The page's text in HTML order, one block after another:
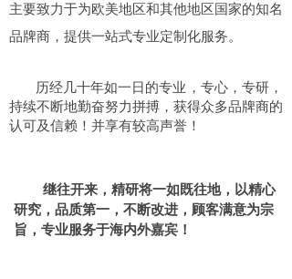
主要致力于为欧美地区和其他地区国家的知名
品牌商，提供一站式专业定制化服务。
历经几十年如一日的专业，专心，专研，
持续不断地勤奋努力拼搏，获得众多品牌商的
认可及信赖！并享有较高声誉！
继往开来，精研将一如既往地，以精心
研究，品质第一，不断改进，顾客满意为宗
旨，专业服务于海内外嘉宾！